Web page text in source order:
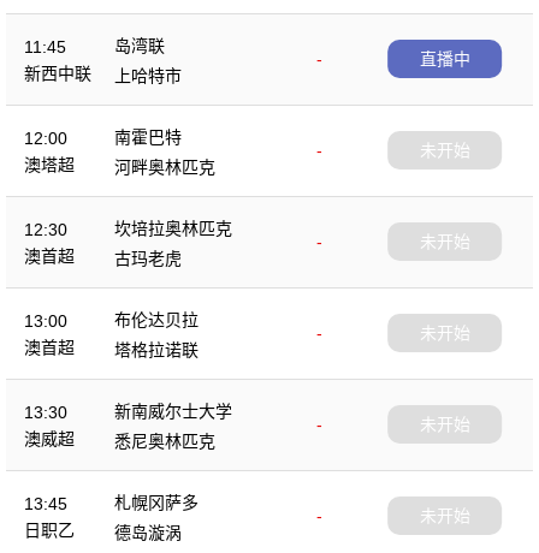
11:45
新西中联
岛湾联
-
上哈特市
直播中
12:00
澳塔超
南霍巴特
-
河畔奥林匹克
未开始
12:30
澳首超
坎培拉奥林匹克
-
古玛老虎
未开始
13:00
澳首超
布伦达贝拉
-
塔格拉诺联
未开始
13:30
澳威超
新南威尔士大学
-
悉尼奥林匹克
未开始
13:45
日职乙
札幌冈萨多
-
德岛漩涡
未开始